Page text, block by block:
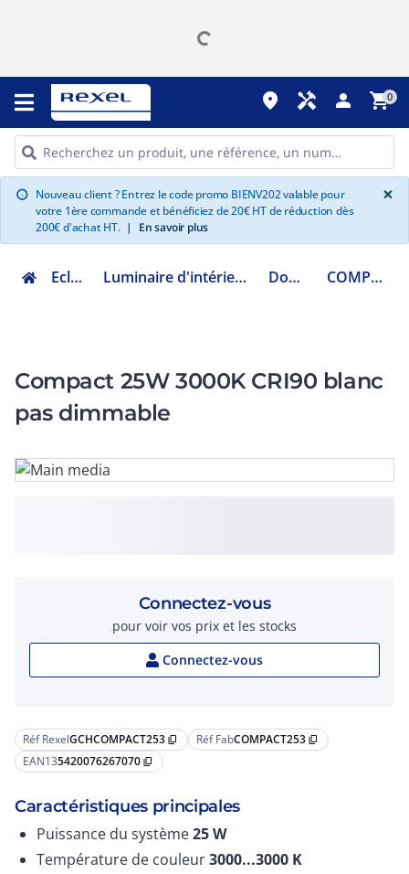
place handyman person shopping_cart0
info Nouveau client ? Entrez le code promo BIENV202 valable pour
votre 1ère commande et bénéficiez de 20€ HT de réduction dès
200€ d'achat HT. | En savoir plus
×
Eclairage Luminaire d'intérieur fonctionnel Downlight COMPACT253
Compact 25W 3000K CRI90 blanc
pas dimmable
Réf RexelGCHCOMPACT253 content_copy Réf FabCOMPACT253 content_copy
EAN135420076267070 content_copy
Caractéristiques principales
Puissance du système25W
Température de couleur3000...3000 K
Connectez-vous
pour voir vos prix et les stocks
Connectez-vous